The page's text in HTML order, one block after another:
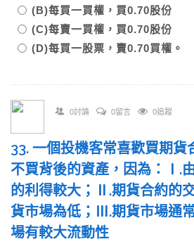
(B)每買一買權，買0.70股份
(C)每賣一買權，買0.70股份
(D)每買一股票，賣0.70買權。
0討論 0留言 0追蹤
33. 一個投機客常喜歡買期貨
不買背後的資產，因為：Ⅰ.
的利得較大；Ⅱ.期貨合約的
貨市場為低；Ⅲ.期貨市場通
場有較大流動性